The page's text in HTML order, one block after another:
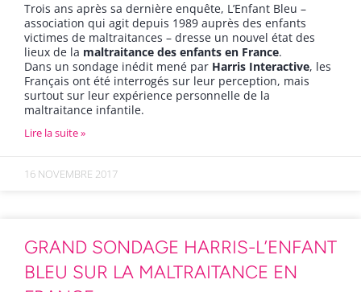
Trois ans après sa dernière enquête, L’Enfant Bleu –
association qui agit depuis 1989 auprès des enfants
victimes de maltraitances – dresse un nouvel état des
lieux de la maltraitance des enfants en France.
Dans un sondage inédit mené par Harris Interactive, les
Français ont été interrogés sur leur perception, mais
surtout sur leur expérience personnelle de la
maltraitance infantile.
Lire la suite »
16 NOVEMBRE 2017
GRAND SONDAGE HARRIS-L’ENFANT
BLEU SUR LA MALTRAITANCE EN